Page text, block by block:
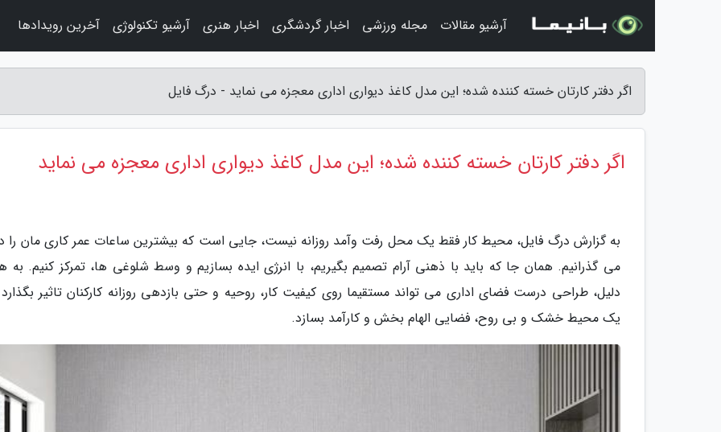
اگر دفتر کارتان خسته کننده شده؛ این مدل کاغذ دیواری اداری معجزه می نماید - درگ فایل
اگر دفتر کارتان خسته کننده شده؛ این مدل کاغذ دیواری اداری معجزه می نماید
به گزارش درگ فایل، محیط کار فقط یک محل رفت وآمد روزانه نیست، جایی است که بیشترین ساعات عمر کاری مان را
می گذرانیم. همان جا که باید با ذهنی آرام تصمیم بگیریم، با انرژی ایده بسازیم و وسط شلوغی ها، تمرکز کنیم. به
دلیل، طراحی درست فضای اداری می تواند مستقیما روی کیفیت کار، روحیه و حتی بازدهی روزانه کارکنان تاثیر
یک محیط خشک و بی روح، فضایی الهام بخش و کارآمد بسازد.
آرشیو مقالات مجله ورزشی اخبار گردشگری اخبار هنری آرشیو تکنولوژی آخرین رویدادها